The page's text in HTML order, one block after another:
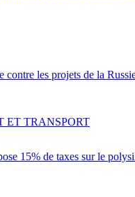
contre les projets de la
15% de taxes sur le
ET TRANSPORT